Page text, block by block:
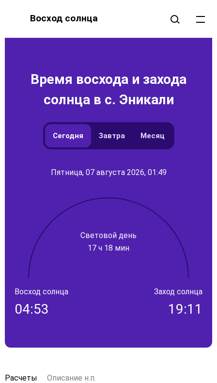
Восход солнца
Время восхода и захода
солнца в с. Эникали
Сегодня Завтра Месяц
Пятница, 07 августа 2026, 01:49
Световой день
17 ч 18 мин
Восход солнца
04:53
Заход солнца
19:11
Расчеты Описание н.п.